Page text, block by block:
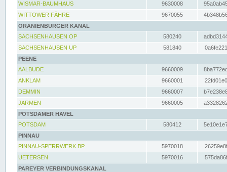
WISMAR-BAUMHAUS
9630008
WITTOWER FÄHRE
9670055
ORANIENBURGER KANAL
SACHSENHAUSEN OP
580240
SACHSENHAUSEN UP
581840
PEENE
AALBUDE
9660009
ANKLAM
9660001
DEMMIN
9660007
JARMEN
9660005
POTSDAMER HAVEL
POTSDAM
580412
PINNAU
PINNAU-SPERRWERK BP
5970018
UETERSEN
5970016
PAREYER VERBINDUNGSKANAL